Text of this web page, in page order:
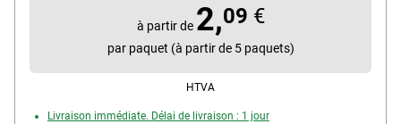
à partir de 2,09 €
par paquet (à partir de 5 paquets)
HTVA
Livraison immédiate. Délai de livraison : 1 jour